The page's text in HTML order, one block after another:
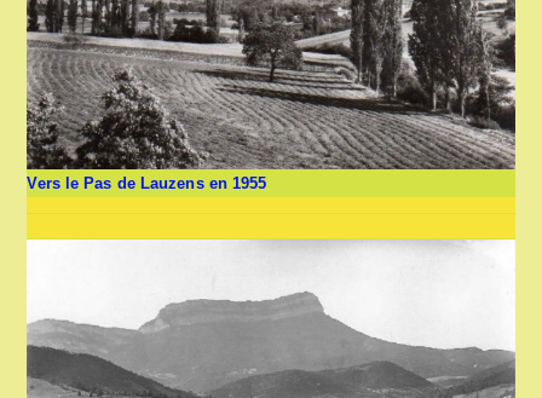
Vers le Pas de Lauzens en 1955